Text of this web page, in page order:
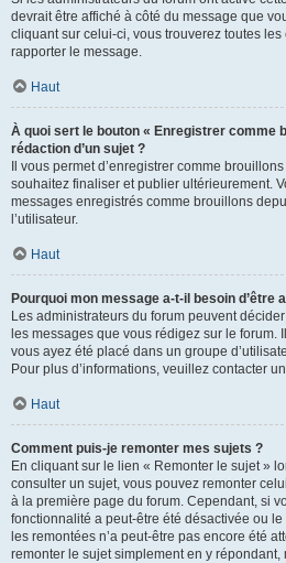
devrait être affiché à côté du message que
cliquant sur celui-ci, vous trouverez toutes
rapporter le message.
Haut
À quoi sert le bouton « Enregistrer comme
rédaction d’un sujet ?
Il vous permet d’enregistrer comme
souhaitez finaliser et publier ultérieurement.
messages enregistrés comme brouillons
l’utilisateur.
Haut
Pourquoi mon message a-t-il besoin d’être
Les administrateurs du forum peuvent
les messages que vous rédigez sur le forum.
vous ayez été placé dans un groupe
Pour plus d’informations, veuillez contacter
Haut
Comment puis-je remonter mes sujets ?
En cliquant sur le lien « Remonter le sujet »
consulter un sujet, vous pouvez remonter
à la première page du forum. Cependant, si
fonctionnalité a peut-être été désactivée ou le
les remontées n’a peut-être pas encore été
remonter le sujet simplement en y